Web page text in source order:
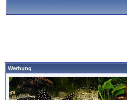
Werbung